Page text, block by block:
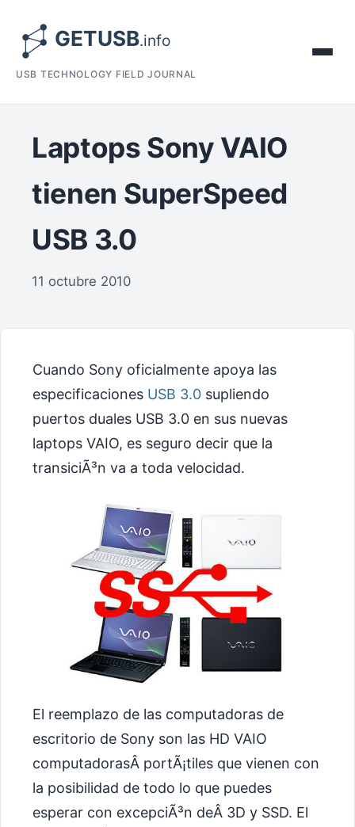
USB TECHNOLOGY FIELD JOURNAL
Laptops Sony VAIO
tienen SuperSpeed
USB 3.0
11 octubre 2010
Cuando Sony oficialmente apoya las
especificaciones USB 3.0 supliendo
puertos duales USB 3.0 en sus nuevas
laptops VAIO, es seguro decir que la
transiciÃ³n va a toda velocidad.
El reemplazo de las computadoras de
escritorio de Sony son las HD VAIO
computadorasÂ portÃ¡tiles que vienen con
la posibilidad de todo lo que puedes
esperar con excepciÃ³n deÂ 3D y SSD. El